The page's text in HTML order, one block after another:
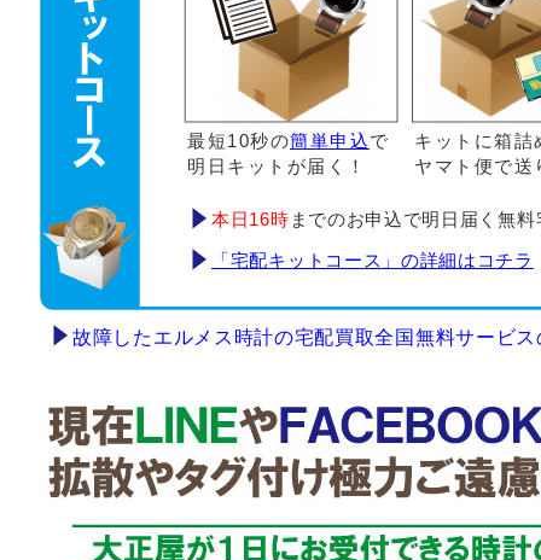
最短10秒の簡単申込で
明日キットが届く！
キットに箱詰
ヤマト便で送
本日16時 までのお申込で明日届く無
「宅配キットコース」の詳細はコチラ
故障したエルメス時計の宅配買取全国無料サービ